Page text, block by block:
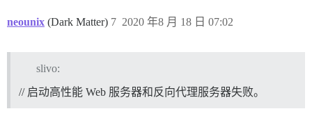
neounix (Dark Matter) 2020 年8 月 18 日 07:02
7
slivo:
// 启动高性能 Web 服务器和反向代理服务器失败。